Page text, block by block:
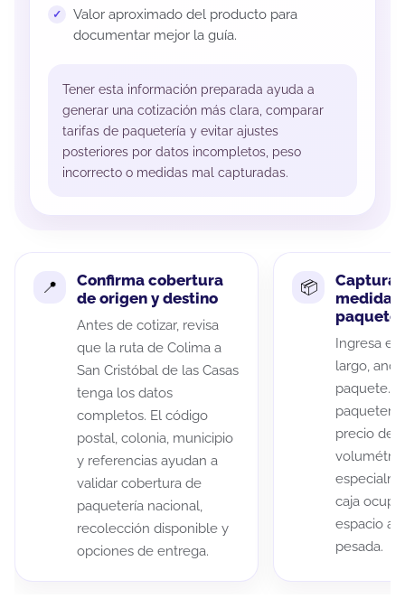
Valor aproximado del producto para
documentar mejor la guía.
Tener esta información preparada ayuda a
generar una cotización más clara, comparar
tarifas de paquetería y evitar ajustes
posteriores por datos incompletos, peso
incorrecto o medidas mal capturadas.
Confirma cobertura
de origen y destino
Antes de cotizar, revisa
que la ruta de Colima a
San Cristóbal de las Casas
tenga los datos
completos. El código
postal, colonia, municipio
y referencias ayudan a
validar cobertura de
paquetería nacional,
recolección disponible y
opciones de entrega.
Captura
medidas
paquete
Ingresa el
largo,
paquete.
precio de
caja
espacio
pesada.